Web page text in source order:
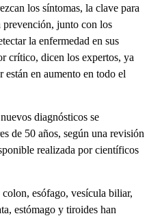
los síntomas, la clave para
prevención, junto con los
la enfermedad en sus
crítico, dicen los expertos, ya
están en aumento en todo el
diagnósticos se
de 50 años, según una revisión
realizada por científicos
esófago, vesícula biliar,
estómago y tiroides han